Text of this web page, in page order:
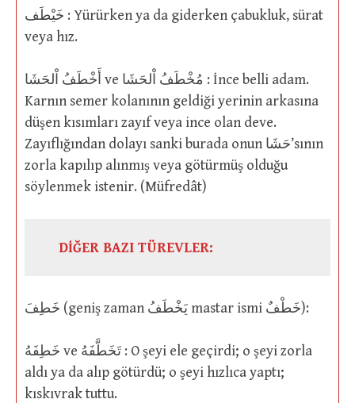
خَيْطَف : Yürürken ya da giderken çabukluk, sürat
veya hız.
أَخْطَفُ اْلحَشَا ve مُخْطَفُ اْلحَشَا : İnce belli adam.
Karnın semer kolanının geldiği yerinin arkasına
düşen kısımları zayıf veya ince olan deve.
Zayıflığından dolayı sanki burada onun حَشَا’sının
zorla kapılıp alınmış veya götürmüş olduğu
söylenmek istenir. (Müfredât)
DİĞER BAZI TÜREVLER:
خَطِفَ (geniş zaman يَخْطَفُ mastar ismi خَطْفٌ):
خَطِفَهُ ve تَخَطَّفَهُ : O şeyi ele geçirdi; o şeyi zorla
aldı ya da alıp götürdü; o şeyi hızlıca yaptı;
kıskıvrak tuttu.